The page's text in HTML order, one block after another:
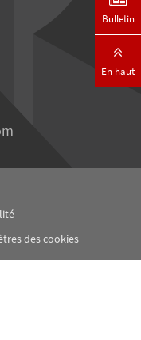
des cookies
Bulletin
En haut